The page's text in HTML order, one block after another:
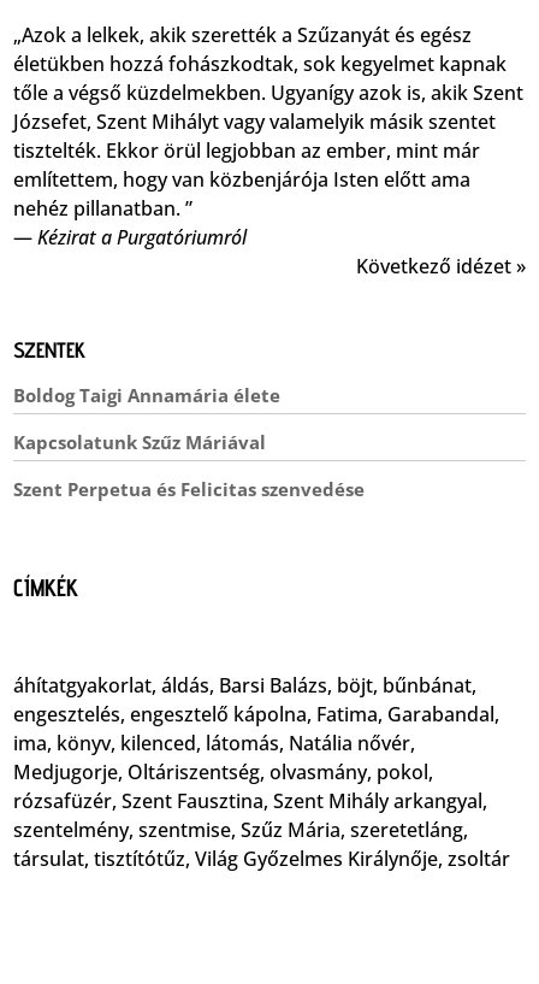
„Azok a lelkek, akik szerették a Szűzanyát és egész
életükben hozzá fohászkodtak, sok kegyelmet kapnak
tőle a végső küzdelmekben. Ugyanígy azok is, akik Szent
Józsefet, Szent Mihályt vagy valamelyik másik szentet
tisztelték. Ekkor örül legjobban az ember, mint már
említettem, hogy van közbenjárója Isten előtt ama
nehéz pillanatban. ”
—Kézirat a Purgatóriumról
Következő idézet »
SZENTEK
Boldog Taigi Annamária élete
Kapcsolatunk Szűz Máriával
Szent Perpetua és Felicitas szenvedése
CÍMKÉK
áhítatgyakorlat,áldás, Barsi Balázs, böjt, bűnbánat,
engesztelés,engesztelő kápolna, Fatima, Garabandal,
ima, könyv, kilenced, látomás, Natália nővér,
Medjugorje, Oltáriszentség,olvasmány, pokol,
rózsafüzér,Szent Fausztina,Szent Mihály arkangyal,
szentelmény,szentmise,Szűz Mária,szeretetláng,
társulat,tisztítótűz,Világ Győzelmes Királynője,zsoltár